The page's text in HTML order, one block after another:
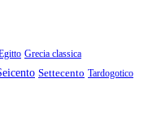
Grecia classica
Settecento Tardogotico